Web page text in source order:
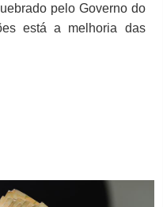
pelo Governo do
está a melhoria das